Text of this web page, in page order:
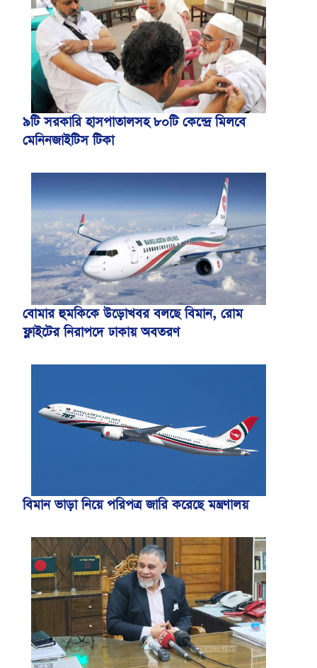
৯টি সরকারি হাসপাতালসহ ৮০টি কেন্দ্রে মিলবে
মেনিনজাইটিস টিকা
বোমার হুমকিকে উড়োখবর বলছে বিমান, রোম
ফ্লাইটের নিরাপদে ঢাকায় অবতরণ
বিমান ভাড়া নিয়ে পরিপত্র জারি করেছে মন্ত্রণালয়